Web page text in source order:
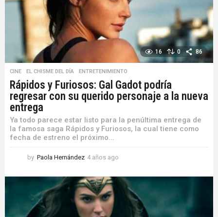
o
16 0 86
CINE ,EL CHISME DEL DÍA ,ENTRETENIMIENTO
Rápidos y Furiosos: Gal Gadot podría
regresar con su querido personaje a la nueva
entrega
Ya todo parece estar listo para la penúltima entrega de
la famosa saga Rápidos y Furiosos, la cual tiene como
fecha de estreno el próximo...
by Paola Hernández 4 años ago
ñ